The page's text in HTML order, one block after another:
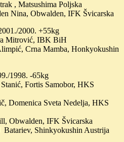
, Matsushima Poljska
Nina, Obwalden, IFK Švicarska
2000. +55kg
Mitrović, IBK BiH
Crna Mamba, Honkyokushin
1998. -65kg
Fortis Samobor, HKS
Domenica Sveta Nedelja, HKS
Obwalden, IFK Švicarska
Batariev, Shinkyokushin Austrija